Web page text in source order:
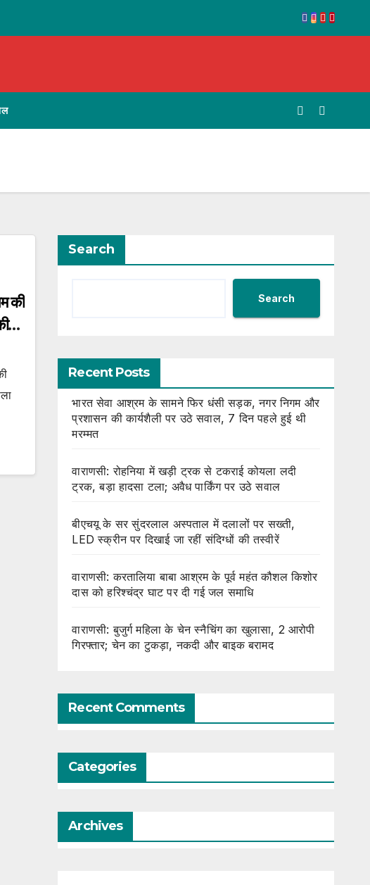
की
Search
Search
Recent Posts
भारत सेवा आश्रम के सामने फिर धंसी सड़क, नगर निगम और
प्रशासन की कार्यशैली पर उठे सवाल, 7 दिन पहले हुई थी
मरम्मत
वाराणसी: रोहनिया में खड़ी ट्रक से टकराई कोयला लदी
ट्रक, बड़ा हादसा टला; अवैध पार्किंग पर उठे सवाल
बीएचयू के सर सुंदरलाल अस्पताल में दलालों पर सख्ती,
LED स्क्रीन पर दिखाई जा रहीं संदिग्धों की तस्वीरें
वाराणसी: करतालिया बाबा आश्रम के पूर्व महंत कौशल किशोर
दास को हरिश्चंद्र घाट पर दी गई जल समाधि
वाराणसी: बुजुर्ग महिला के चेन स्नैचिंग का खुलासा, 2 आरोपी
गिरफ्तार; चेन का टुकड़ा, नकदी और बाइक बरामद
Recent Comments
Categories
Archives